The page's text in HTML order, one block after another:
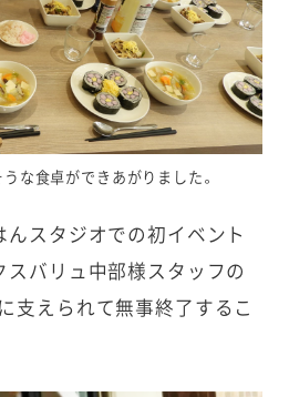
な食卓ができあがりました。
んスタジオでの初イベント
スバリュ中部様スタッフの
支えられて無事終了するこ